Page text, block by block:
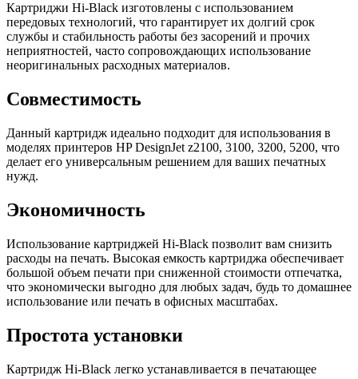
Картриджи Hi-Black изготовлены с использованием
передовых технологий, что гарантирует их долгий срок
службы и стабильность работы без засорений и прочих
неприятностей, часто сопровождающих использование
неоригинальных расходных материалов.
Совместимость
Данный картридж идеально подходит для использования в
моделях принтеров HP DesignJet z2100, 3100, 3200, 5200, что
делает его универсальным решением для ваших печатных
нужд.
Экономичность
Использование картриджей Hi-Black позволит вам снизить
расходы на печать. Высокая емкость картриджа обеспечивает
большой объем печати при сниженной стоимости отпечатка,
что экономически выгодно для любых задач, будь то домашнее
использование или печать в офисных масштабах.
Простота установки
Картридж Hi-Black легко устанавливается в печатающее